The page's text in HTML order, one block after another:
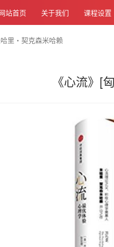
站首页 关于我们 课程设置
里・契克森米哈赖
《心流》[